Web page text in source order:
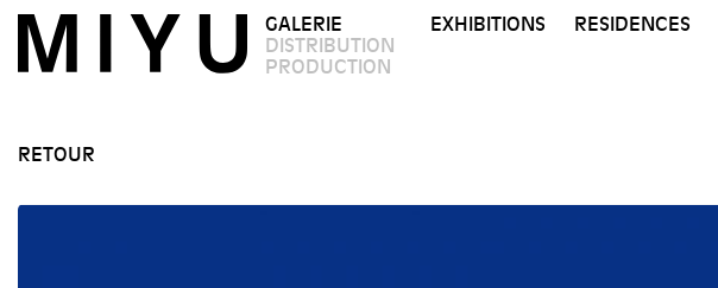
GALERIE
DISTRIBUTION
PRODUCTION
EXHIBITIONS RESIDENCES
RETOUR